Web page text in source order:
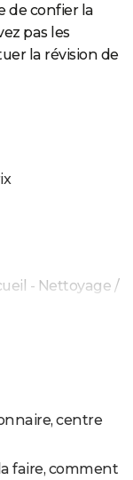
de confier la
pas les
la révision de
- Nettoyage /
centre
faire, comment